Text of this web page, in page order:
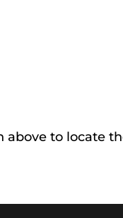
above to locate